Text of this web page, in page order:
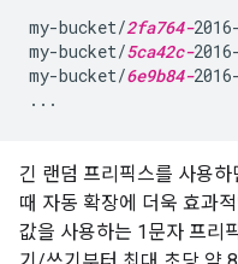
my-bucket/2fa764-
my-bucket/5ca42c-
my-bucket/6e9b84-
긴 랜덤 프리픽스를 사용
때 자동 확장에 더욱 효과
값을 사용하는 1문자 프리